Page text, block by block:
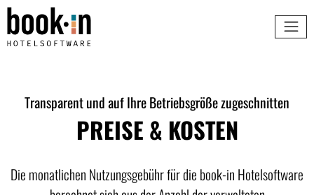
Transparent und auf Ihre Betriebsgröße zugeschnitten
PREISE & KOSTEN
Die monatlichen Nutzungsgebühr für die book-in Hotelsoftware